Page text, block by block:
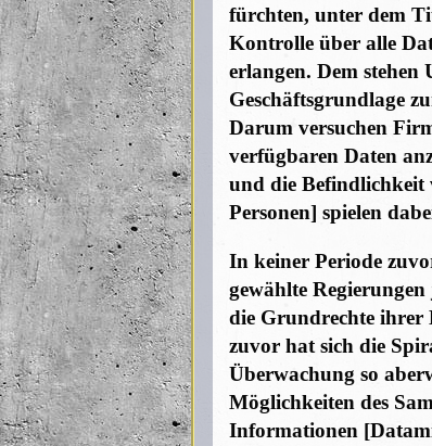
fürchten, unter dem
Kontrolle über alle
erlangen. Dem stehen
Geschäftsgrundlage
Darum versuchen
verfügbaren Daten
und die Befindlichkeit
Personen] spielen
In keiner Periode
gewählte
die Grundrechte ihrer
zuvor hat sich die
Überwachung so
Möglichkeiten des
Informationen